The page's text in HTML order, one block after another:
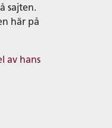
sajten.
här på
av hans